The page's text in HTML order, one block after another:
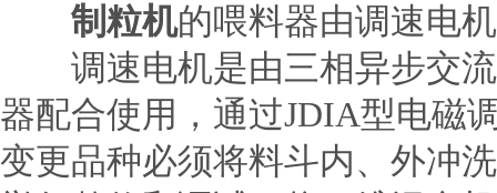
制粒机的喂料器由调速电
调速电机是由三相异步交流
器配合使用，通过JDIA型电磁
变更品种必须将料斗内、外冲